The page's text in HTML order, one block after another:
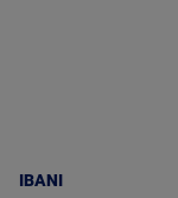
IBANI